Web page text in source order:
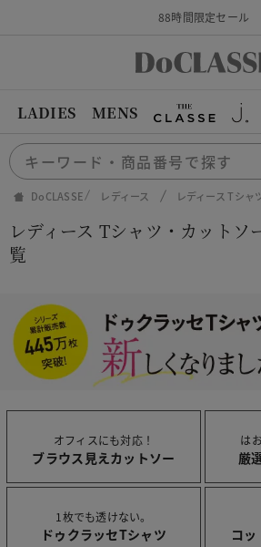
88時間限定セール
LADIES MENS
DoCLASSE レディース レディース Tシャ
レディース Tシャツ・カットソ
覧
オフィスにも対応！
ブラウス見えカットソー
は
厳
1枚でも透けない。
ドゥクラッセTシャツ コ